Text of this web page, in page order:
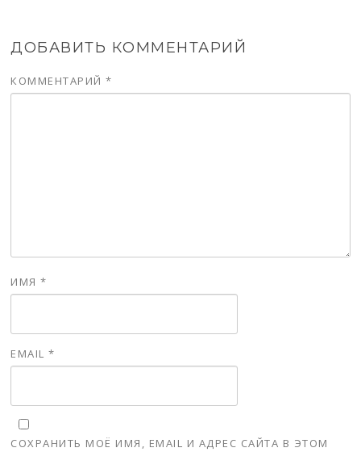
ДОБАВИТЬ КОММЕНТАРИЙ
КОММЕНТАРИЙ*
ИМЯ*
EMAIL*
СОХРАНИТЬ МОЁ ИМЯ, EMAIL И АДРЕС САЙТА В ЭТОМ